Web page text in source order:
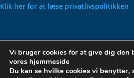
Klik her for at læse privatlivspolitikken
VOLKSWAGEN
PARTS –
KLASSISKE
Vi bruger cookies for at give dig den
vores hjemmeside
Du kan se hvilke cookies vi benytter,